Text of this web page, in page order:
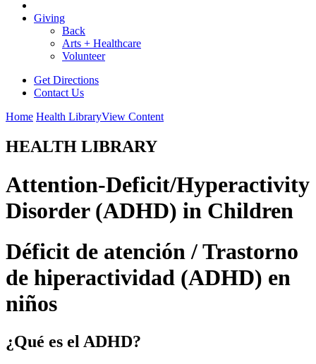
Giving
Back
Arts + Healthcare
Volunteer
Get Directions
Contact Us
Home Health LibraryView Content
HEALTH LIBRARY
Attention-Deficit/Hyperactivity
Disorder (ADHD) in Children
Déficit de atención / Trastorno
de hiperactividad (ADHD) en
niños
¿Qué es el ADHD?